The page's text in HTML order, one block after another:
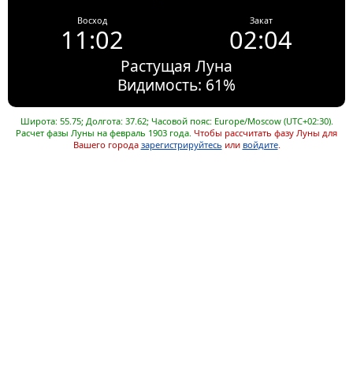
Восход
11:02
Закат
02:04
Растущая Луна
Видимость: 61%
Широта: 55.75; Долгота: 37.62; Часовой пояс: Europe/Moscow (UTC+02:30).
Расчет фазы Луны на февраль 1903 года. Чтобы рассчитать фазу Луны для
Вашего города зарегистрируйтесь или войдите.